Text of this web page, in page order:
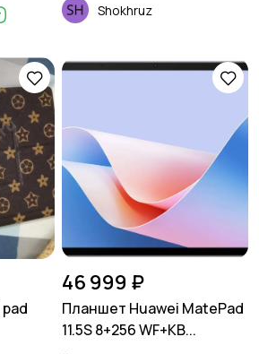
Shokhruz
46 999 ₽
Планшет Huawei MatePad
11.5S 8+256 WF+KB...